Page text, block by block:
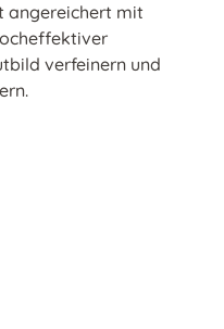
angereichert mit
verfeinern und